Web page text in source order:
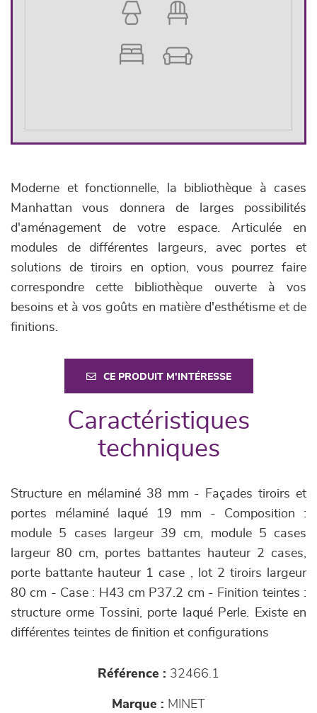
Moderne et fonctionnelle, la bibliothèque à cases
Manhattan vous donnera de larges possibilités
d'aménagement de votre espace. Articulée en
modules de différentes largeurs, avec portes et
solutions de tiroirs en option, vous pourrez faire
correspondre cette bibliothèque ouverte à vos
besoins et à vos goûts en matière d'esthétisme et de
finitions.
CE PRODUIT M'INTÉRESSE
Caractéristiques
techniques
Structure en mélaminé 38 mm - Façades tiroirs et
portes mélaminé laqué 19 mm - Composition :
module 5 cases largeur 39 cm, module 5 cases
largeur 80 cm, portes battantes hauteur 2 cases,
porte battante hauteur 1 case , lot 2 tiroirs largeur
80 cm - Case : H43 cm P37.2 cm - Finition teintes :
structure orme Tossini, porte laqué Perle. Existe en
différentes teintes de finition et configurations
Référence : 32466.1
Marque : MINET